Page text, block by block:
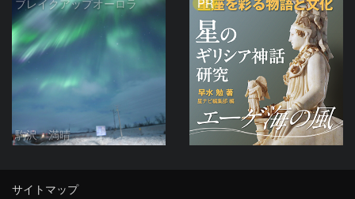
ブレイクアップオーロラ
駒沢 満晴
サイトマップ